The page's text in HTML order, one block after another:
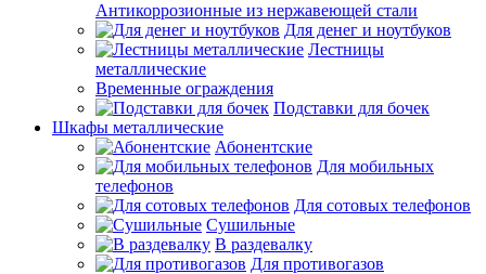
Антикоррозионные из нержавеющей стали
Для денег и ноутбуков
Лестницы
металлические
Временные ограждения
Подставки для бочек
Шкафы металлические
Абонентские
Для мобильных
телефонов
Для сотовых телефонов
Сушильные
В раздевалку
Для противогазов